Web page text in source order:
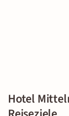
Hotel